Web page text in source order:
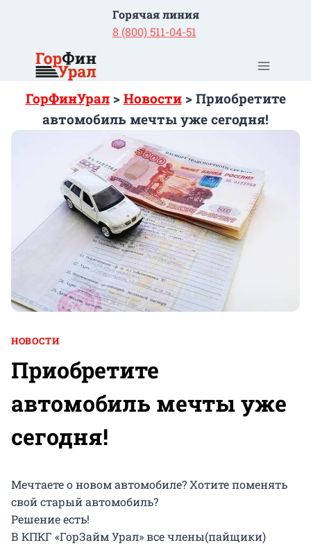
содержимому
Горячая линия
8 (800) 511-04-51
ГорФинУрал> Новости> Приобретите
автомобиль мечты уже сегодня!
НОВОСТИ
Приобретите
автомобиль мечты уже
сегодня!
Мечтаете о новом автомобиле? Хотите поменять
свой старый автомобиль?
Решение есть!
В КПКГ «ГорЗайм Урал» все члены(пайщики)